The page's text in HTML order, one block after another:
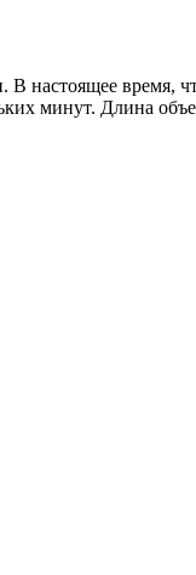
настоящее время,
минут. Длина